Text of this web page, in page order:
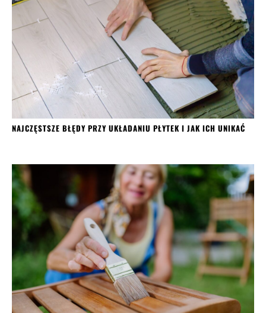
NAJCZĘSTSZE BŁĘDY PRZY UKŁADANIU PŁYTEK I JAK ICH UNIKAĆ